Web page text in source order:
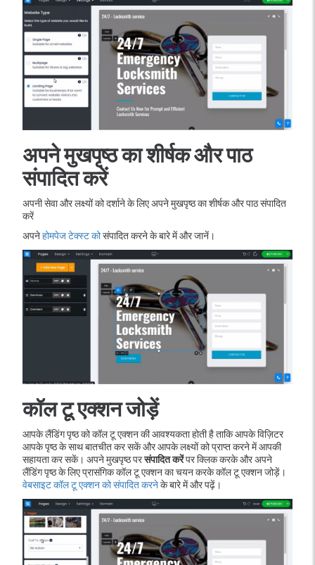
अपने मुखपृष्ठ का शीर्षक और पाठ
संपादित करें
अपनी सेवा और लक्ष्यों को दर्शाने के लिए अपने मुखपृष्ठ का शीर्षक और पाठ संपादित
करें
अपनेहोमपेज टेक्स्ट कोसंपादित करने के बारे में और जानें।
कॉल टू एक्शन जोड़ें
आपके लैंडिंग पृष्ठ को कॉल टू एक्शन की आवश्यकता होती है ताकि आपके विज़िटर
आपके पृष्ठ के साथ बातचीत कर सकें और आपके लक्ष्यों को प्राप्त करने में आपकी
सहायता कर सकें। अपने मुखपृष्ठ परसंपादित करेंपर क्लिक करके और अपने
लैंडिंग पृष्ठ के लिए प्रासंगिक कॉल टू एक्शन का चयन करके कॉल टू एक्शन जोड़ें।
वेबसाइट कॉल टू एक्शन को संपादित करनेके बारे में और पढ़ें।